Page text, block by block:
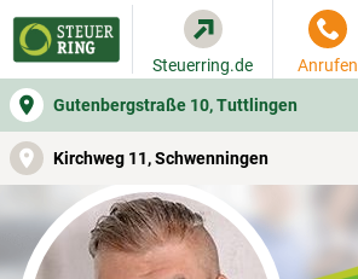
Gutenbergstraße 10, Tuttlingen
Kirchweg 11, Schwenningen
Steuerring.de Anrufen
WER SIE BERÄT BEITRAGSRECHNER